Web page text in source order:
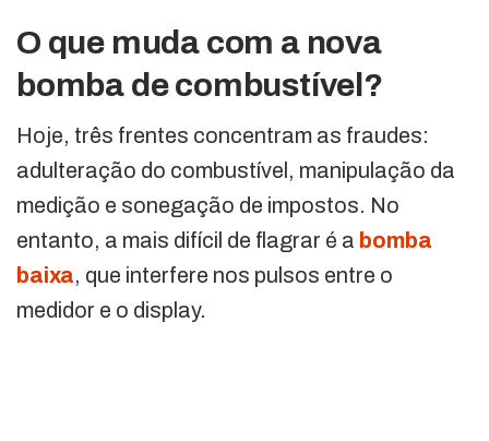
O que muda com a nova
bomba de combustível?
Hoje, três frentes concentram as fraudes:
adulteração do combustível, manipulação da
medição e sonegação de impostos. No
entanto, a mais difícil de flagrar é a bomba
baixa, que interfere nos pulsos entre o
medidor e o display.